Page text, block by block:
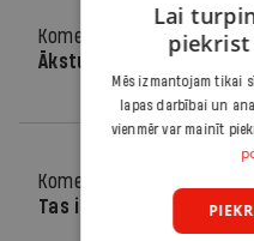
Komentārs
25.03.2020.
Ākstu nolemtība
Komentārs
Tas ir karš
Lai
Mēs izmantojam tikai
lapas darbībai un
vienmēr var mainīt